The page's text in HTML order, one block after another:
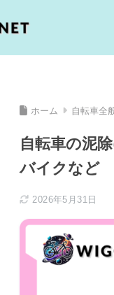
ホーム 自転車全
自転車の泥
バイクなど
2026年5月31日